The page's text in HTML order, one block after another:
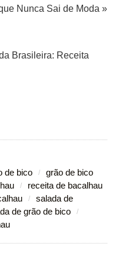
Nunca Sai de Moda »
Brasileira: Receita
de bico
grão de bico
receita de bacalhau
salada de
de grão de bico